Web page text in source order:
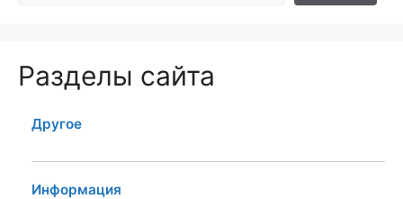
Разделы сайта
Другое
Информация